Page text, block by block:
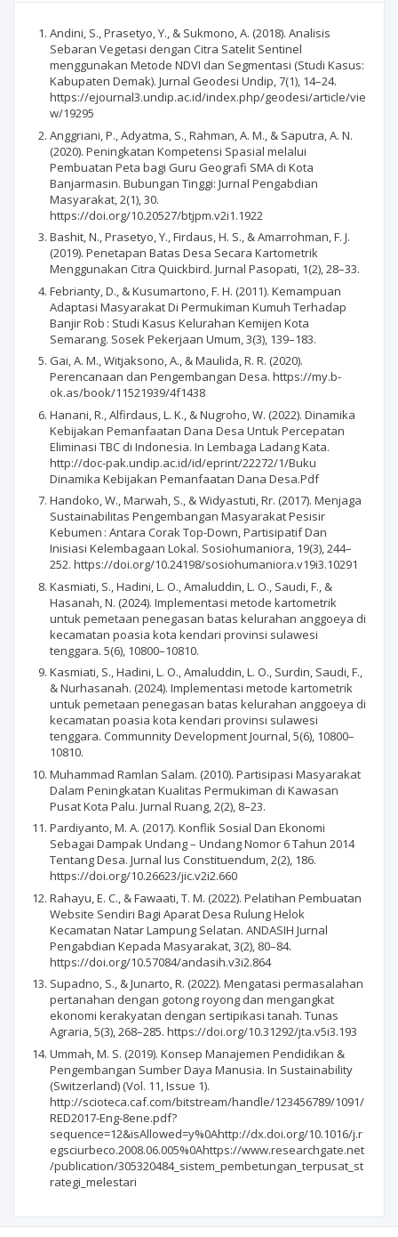
Andini, S., Prasetyo, Y., & Sukmono, A. (2018). Analisis
Sebaran Vegetasi dengan Citra Satelit Sentinel
menggunakan Metode NDVI dan Segmentasi (Studi Kasus:
Kabupaten Demak). Jurnal Geodesi Undip, 7(1), 14–24.
https://ejournal3.undip.ac.id/index.php/geodesi/article/vie
w/19295
Anggriani, P., Adyatma, S., Rahman, A. M., & Saputra, A. N.
(2020). Peningkatan Kompetensi Spasial melalui
Pembuatan Peta bagi Guru Geografi SMA di Kota
Banjarmasin. Bubungan Tinggi: Jurnal Pengabdian
Masyarakat, 2(1), 30.
https://doi.org/10.20527/btjpm.v2i1.1922
Bashit, N., Prasetyo, Y., Firdaus, H. S., & Amarrohman, F. J.
(2019). Penetapan Batas Desa Secara Kartometrik
Menggunakan Citra Quickbird. Jurnal Pasopati, 1(2), 28–33.
Febrianty, D., & Kusumartono, F. H. (2011). Kemampuan
Adaptasi Masyarakat Di Permukiman Kumuh Terhadap
Banjir Rob : Studi Kasus Kelurahan Kemijen Kota
Semarang. Sosek Pekerjaan Umum, 3(3), 139–183.
Gai, A. M., Witjaksono, A., & Maulida, R. R. (2020).
Perencanaan dan Pengembangan Desa. https://my.b-
ok.as/book/11521939/4f1438
Hanani, R., Alfirdaus, L. K., & Nugroho, W. (2022). Dinamika
Kebijakan Pemanfaatan Dana Desa Untuk Percepatan
Eliminasi TBC di Indonesia. In Lembaga Ladang Kata.
http://doc-pak.undip.ac.id/id/eprint/22272/1/Buku
Dinamika Kebijakan Pemanfaatan Dana Desa.Pdf
Handoko, W., Marwah, S., & Widyastuti, Rr. (2017). Menjaga
Sustainabilitas Pengembangan Masyarakat Pesisir
Kebumen : Antara Corak Top-Down, Partisipatif Dan
Inisiasi Kelembagaan Lokal. Sosiohumaniora, 19(3), 244–
252. https://doi.org/10.24198/sosiohumaniora.v19i3.10291
Kasmiati, S., Hadini, L. O., Amaluddin, L. O., Saudi, F., &
Hasanah, N. (2024). Implementasi metode kartometrik
untuk pemetaan penegasan batas kelurahan anggoeya di
kecamatan poasia kota kendari provinsi sulawesi
tenggara. 5(6), 10800–10810.
Kasmiati, S., Hadini, L. O., Amaluddin, L. O., Surdin, Saudi, F.,
& Nurhasanah. (2024). Implementasi metode kartometrik
untuk pemetaan penegasan batas kelurahan anggoeya di
kecamatan poasia kota kendari provinsi sulawesi
tenggara. Communnity Development Journal, 5(6), 10800–
10810.
Muhammad Ramlan Salam. (2010). Partisipasi Masyarakat
Dalam Peningkatan Kualitas Permukiman di Kawasan
Pusat Kota Palu. Jurnal Ruang, 2(2), 8–23.
Pardiyanto, M. A. (2017). Konflik Sosial Dan Ekonomi
Sebagai Dampak Undang – Undang Nomor 6 Tahun 2014
Tentang Desa. Jurnal Ius Constituendum, 2(2), 186.
https://doi.org/10.26623/jic.v2i2.660
Rahayu, E. C., & Fawaati, T. M. (2022). Pelatihan Pembuatan
Website Sendiri Bagi Aparat Desa Rulung Helok
Kecamatan Natar Lampung Selatan. ANDASIH Jurnal
Pengabdian Kepada Masyarakat, 3(2), 80–84.
https://doi.org/10.57084/andasih.v3i2.864
Supadno, S., & Junarto, R. (2022). Mengatasi permasalahan
pertanahan dengan gotong royong dan mengangkat
ekonomi kerakyatan dengan sertipikasi tanah. Tunas
Agraria, 5(3), 268–285. https://doi.org/10.31292/jta.v5i3.193
Ummah, M. S. (2019). Konsep Manajemen Pendidikan &
Pengembangan Sumber Daya Manusia. In Sustainability
(Switzerland) (Vol. 11, Issue 1).
http://scioteca.caf.com/bitstream/handle/123456789/1091/
RED2017-Eng-8ene.pdf?
sequence=12&isAllowed=y%0Ahttp://dx.doi.org/10.1016/j.r
egsciurbeco.2008.06.005%0Ahttps://www.researchgate.net
/publication/305320484_sistem_pembetungan_terpusat_st
rategi_melestari